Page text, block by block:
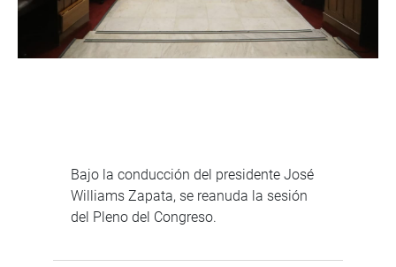
Bajo la conducción del presidente José
Williams Zapata, se reanuda la sesión
del Pleno del Congreso.